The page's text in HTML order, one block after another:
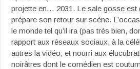
projette en… 2031. Le sale gosse est
prépare son retour sur scène.
le monde tel qu’il ira (pas très bien,
rapport aux réseaux sociaux, à la
autres la vidéo, et nourri aux
noirâtres dont le comédien est